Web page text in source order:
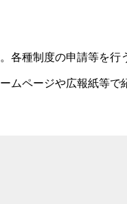
各種制度の申請等を行
ページや広報紙等で